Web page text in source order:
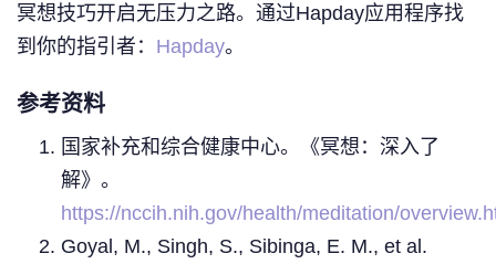
冥想技巧开启无压力之路。通过Hapday应用程序找
到你的指引者： Hapday。
参考资料
国家补充和综合健康中心。《冥想：深入了
解》。
https://nccih.nih.gov/health/meditation/
Goyal, M., Singh, S., Sibinga, E. M., et al.